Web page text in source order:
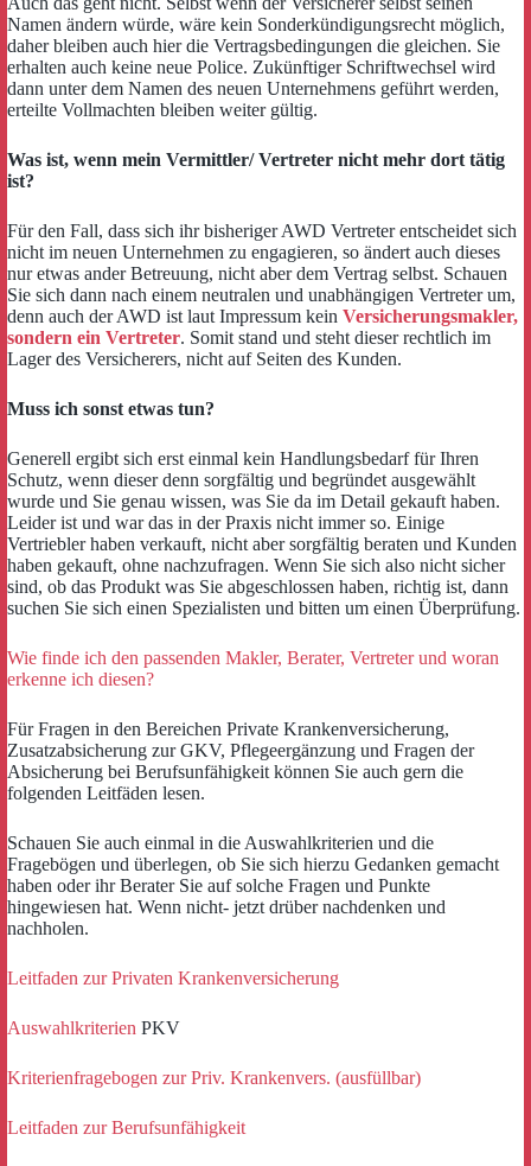
Namen ändern würde, wäre kein Sonderkündigungsrecht möglich,
daher bleiben auch hier die Vertragsbedingungen die gleichen. Sie
erhalten auch keine neue Police. Zukünftiger Schriftwechsel wird
dann unter dem Namen des neuen Unternehmens geführt werden,
erteilte Vollmachten bleiben weiter gültig.
Was ist, wenn mein Vermittler/ Vertreter nicht mehr dort tätig
ist?
Für den Fall, dass sich ihr bisheriger AWD Vertreter entscheidet sich
nicht im neuen Unternehmen zu engagieren, so ändert auch dieses
nur etwas ander Betreuung, nicht aber dem Vertrag selbst. Schauen
Sie sich dann nach einem neutralen und unabhängigen Vertreter um,
denn auch der AWD ist laut Impressum kein Versicherungsmakler,
sondern ein Vertreter. Somit stand und steht dieser rechtlich im
Lager des Versicherers, nicht auf Seiten des Kunden.
Muss ich sonst etwas tun?
Generell ergibt sich erst einmal kein Handlungsbedarf für Ihren
Schutz, wenn dieser denn sorgfältig und begründet ausgewählt
wurde und Sie genau wissen, was Sie da im Detail gekauft haben.
Leider ist und war das in derPraxis nicht immer so. Einige
Vertriebler haben verkauft, nicht aber sorgfältig beraten und Kunden
haben gekauft, ohne nachzufragen. Wenn Sie sich also nicht sicher
sind, ob das Produkt was Sie abgeschlossen haben, richtig ist, dann
suchen Sie sich einen Spezialisten und bitten um einen Überprüfung.
Wie finde ich den passenden Makler, Berater, Vertreter und woran
erkenne ich diesen?
Für Fragen in den Bereichen Private Krankenversicherung,
Zusatzabsicherung zur GKV, Pflegeergänzung und Fragen der
Absicherung bei Berufsunfähigkeit können Sie auch gern die
folgenden Leitfäden lesen.
Schauen Sie auch einmal in die Auswahlkriterien und die
Fragebögen und überlegen, ob Sie sich hierzu Gedanken gemacht
haben oder ihr Berater Sie auf solche Fragen und Punkte
hingewiesen hat. Wenn nicht- jetzt drüber nachdenken und
nachholen.
Leitfaden zur Privaten Krankenversicherung
Auswahlkriterien PKV
Kriterienfragebogen zur Priv. Krankenvers. (ausfüllbar)
Leitfaden zur Berufsunfähigkeit